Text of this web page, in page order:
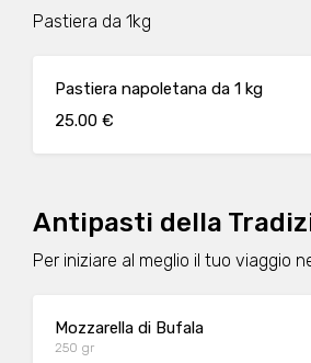
Pastiera da 1kg
Pastiera napoletana da 1 kg
25.00 €
Antipasti della
Per iniziare al meglio il tuo viaggio
Mozzarella di Bufala
250 gr